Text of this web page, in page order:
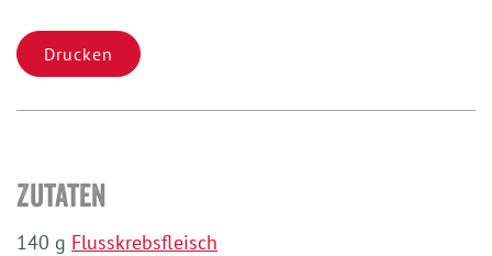
Drucken
Zutaten
140 g Flusskrebsfleisch